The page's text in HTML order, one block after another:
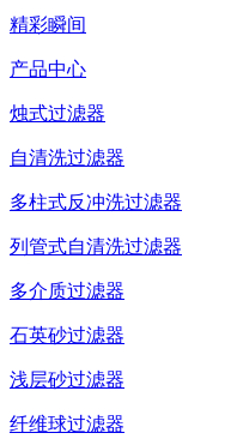
精彩瞬间
产品中心
烛式过滤器
自清洗过滤器
多柱式反冲洗过滤器
列管式自清洗过滤器
多介质过滤器
石英砂过滤器
浅层砂过滤器
纤维球过滤器